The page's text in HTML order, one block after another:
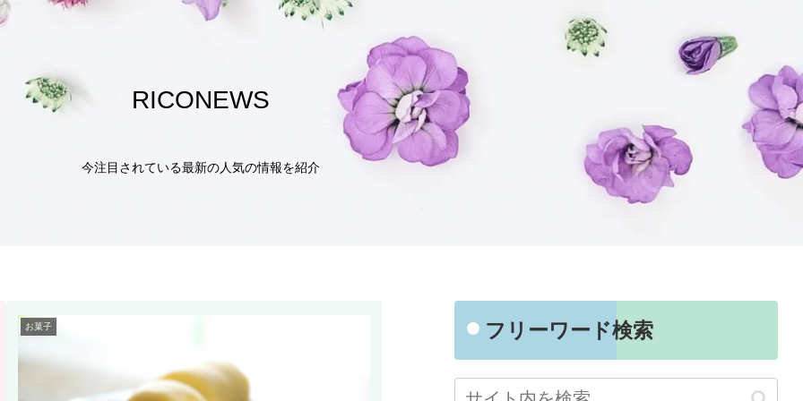
RICONEWS
今注目されている最新の人気の情報を紹介
お菓子 フリーワード検索